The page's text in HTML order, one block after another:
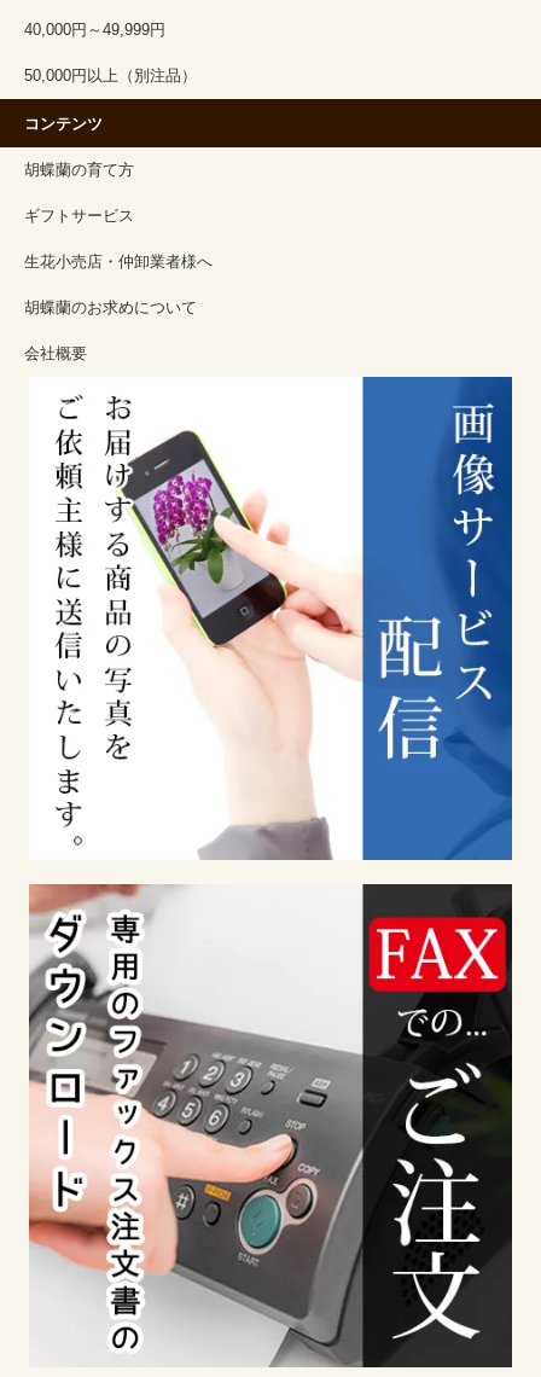
40,000円～49,999円
50,000円以上（別注品）
コンテンツ
胡蝶蘭の育て方
ギフトサービス
生花小売店・仲卸業者様へ
胡蝶蘭のお求めについて
会社概要